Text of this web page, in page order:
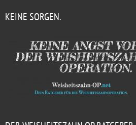
KEINE SORGEN.